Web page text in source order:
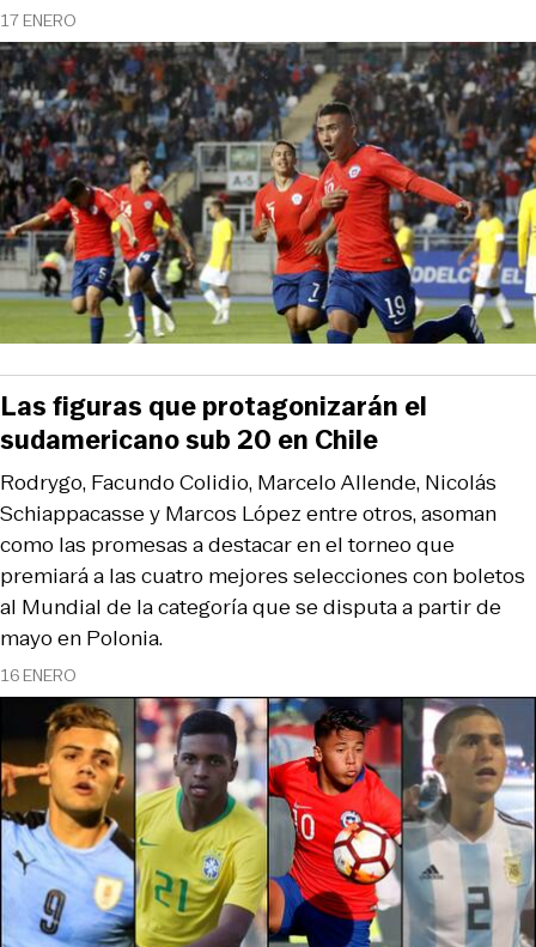
17 ENERO
16 ENERO
Rodrygo, Facundo Colidio, Marcelo Allende, Nicolás
Schiappacasse y Marcos López entre otros, asoman
como las promesas a destacar en el torneo que
premiará a las cuatro mejores selecciones con boletos
al Mundial de la categoría que se disputa a partir de
mayo en Polonia.
Las figuras que protagonizarán el
sudamericano sub 20 en Chile